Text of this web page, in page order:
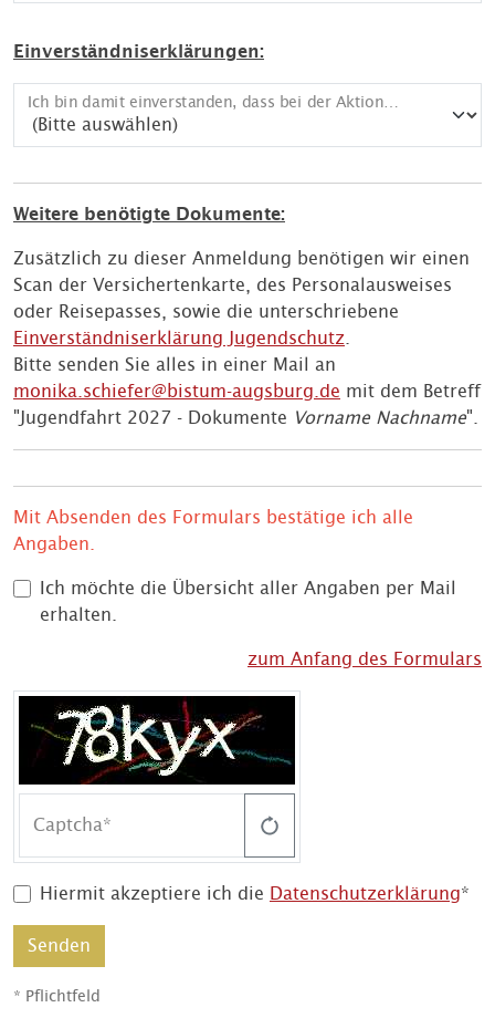
Einverständniserklärungen:
Ich bin damit einverstanden, dass bei der Aktion "Jugendfahrt" entstandene Foto- und Videoaufnahmen von meinem Kind von der Pfarrjugend St. Ulrich und Afra/St. Anton gespeichert und ggf. für Öffentlichkeitsarbeit (Presseartikel, Homepage, Instagram, Pfarrbrief, Nachtreffen, ...) genutzt werden.
Weitere benötigte Dokumente:
Zusätzlich zu dieser Anmeldung benötigen wir einen
Scan der Versichertenkarte, des Personalausweises
oder Reisepasses, sowie die unterschriebene
Einverständniserklärung Jugendschutz.
Bitte senden Sie alles in einer Mail an
monika.schiefer@bistum-augsburg.de mit dem Betreff
"Jugendfahrt 2027 - Dokumente Vorname Nachname".
Mit Absenden des Formulars bestätige ich alle
Angaben.
Ich möchte die Übersicht aller Angaben per Mail
erhalten.
zum Anfang des Formulars
Captcha
Hiermit akzeptiere ich die Datenschutzerklärung*
Senden
* Pflichtfeld